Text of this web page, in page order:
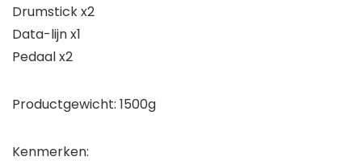
Drumstick x2
Data-lijn x1
Pedaal x2
Productgewicht: 1500g
Kenmerken: